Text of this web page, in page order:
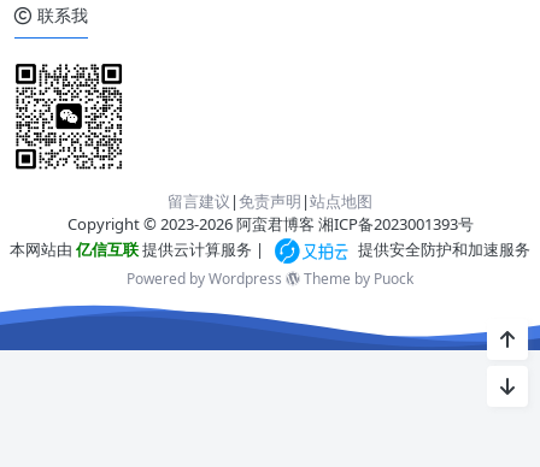
联系我
留言建议 |免责声明 |站点地图
Copyright © 2023-2026 阿蛮君博客 湘ICP备2023001393号
本网站由 亿信互联提供云计算服务 | 提供安全防护和加速服务
Powered by Wordpress Theme by Puock